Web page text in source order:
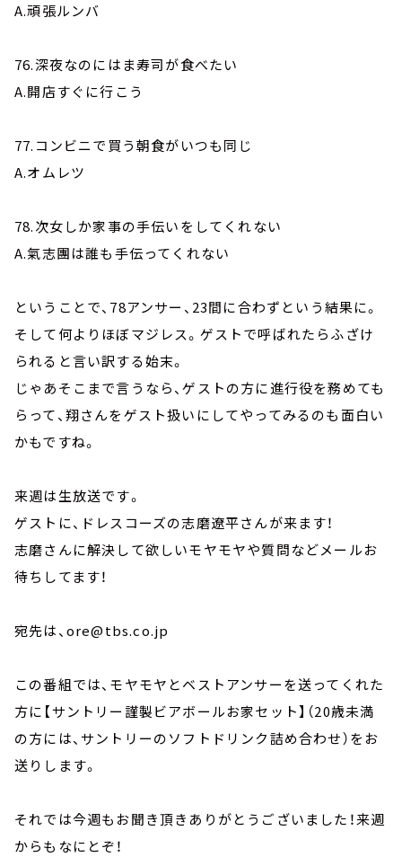
A.頑張ルンバ
76.深夜なのにはま寿司が食べたい
A.開店すぐに行こう
77.コンビニで買う朝食がいつも同じ
A.オムレツ
78.次女しか家事の手伝いをしてくれない
A.氣志團は誰も手伝ってくれない
ということで、78アンサー、23間に合わずという結果に。
そして何よりほぼマジレス。ゲストで呼ばれたらふざけ
られると言い訳する始末。
じゃあそこまで言うなら、ゲストの方に進行役を務めても
らって、翔さんをゲスト扱いにしてやってみるのも面白い
かもですね。
来週は生放送です。
ゲストに、ドレスコーズの志磨遼平さんが来ます！
志磨さんに解決して欲しいモヤモヤや質問などメールお
待ちしてます！
宛先は、ore@tbs.co.jp
この番組では、モヤモヤとベストアンサーを送ってくれた
方に【サントリー謹製ビアボールお家セット】（20歳未満
の方には、サントリーのソフトドリンク詰め合わせ）をお
送りします。
それでは今週もお聞き頂きありがとうございました！来週
からもなにとぞ！